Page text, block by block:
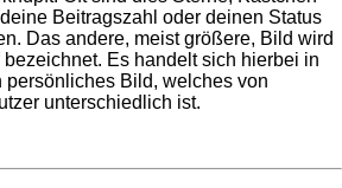
Beitragszahl oder deinen Status
Das andere, meist größere, Bild wird
bezeichnet. Es handelt sich hierbei in
persönliches Bild, welches von
unterschiedlich ist.